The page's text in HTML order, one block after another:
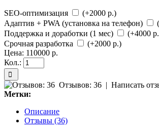
SEO-оптимизация
(+2000 р.)
Адаптив + PWA (установка на телефон)
Поддержка и доработки (1 мес)
(+4000
Срочная разработка
(+2000 р.)
Цена: 110000 р.
Кол.:
Отзывов: 36 | Написать
Метки:
Описание
Отзывы (36)